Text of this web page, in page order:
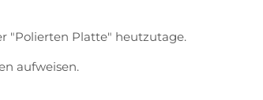
"Polierten Platte" heutzutage.
aufweisen.